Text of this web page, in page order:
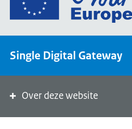
Single Digital Gateway
Over deze website